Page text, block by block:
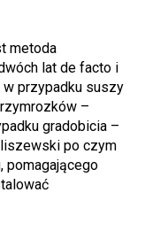
metoda
lat de facto i
w przypadku suszy
–
gradobicia –
po czym
pomagającego